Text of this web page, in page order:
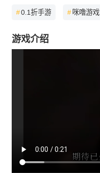
#0.1折手游 #咪噜游戏
游戏介绍